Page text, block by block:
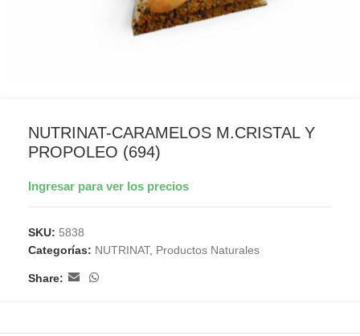
NUTRINAT-CARAMELOS M.CRISTAL Y
PROPOLEO (694)
Ingresar para ver los precios
SKU: 5838
Categorías: NUTRINAT, Productos Naturales
Share: